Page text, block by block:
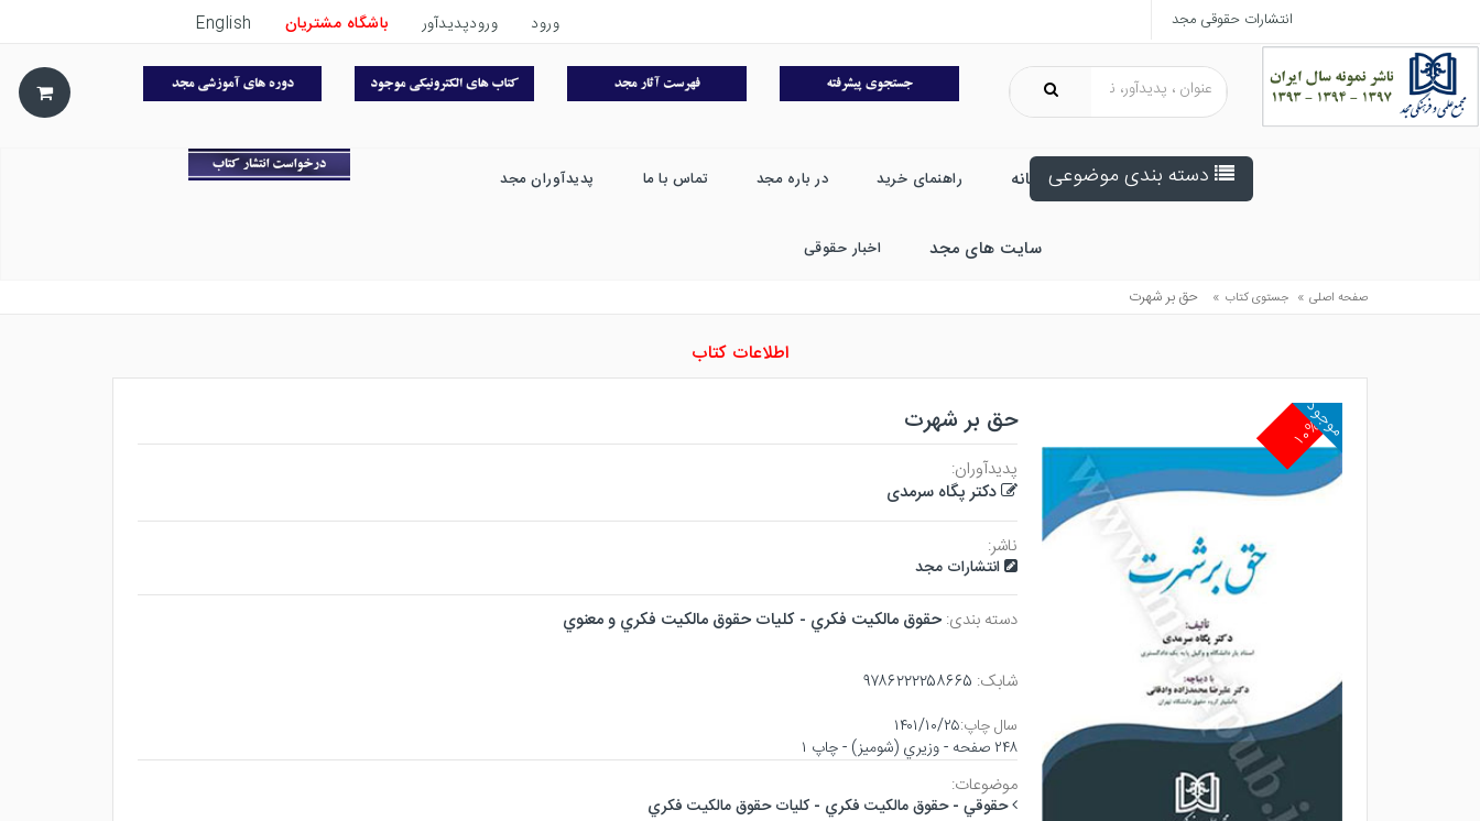
انتشارات حقوقی مجد ورود ورودپدیدآور باشگاه مشتریان English
دسته بندی موضوعی خانه راهنمای خرید در باره مجد تماس با ما پدیدآوران مجد
سایت های مجد اخبار حقوقی
صفحه اصلی » جستوی کتاب » حق بر شهرت
اطلاعات کتاب
۱۰%
موجود حق بر شهرت
پدیدآوران:
دکتر پگاه سرمدی
ناشر:
انتشارات مجد
دسته بندی:حقوق مالكيت فكري - كليات حقوق مالكيت فكري و معنوي
شابک: ۹۷۸۶۲۲۲۲۵۸۶۶۵
سال چاپ:۱۴۰۱/۱۰/۲۵
۲۴۸ صفحه - وزيري (شوميز) - چاپ ۱
موضوعات:
حقوقي - حقوق مالكيت فكري - كليات حقوق مالكيت فكري